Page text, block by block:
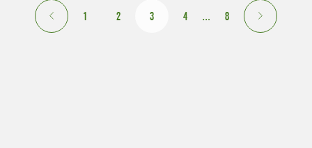
1 2 3 4 … 8